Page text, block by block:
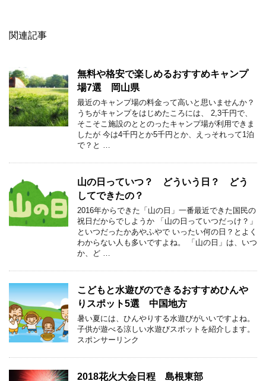
関連記事
無料や格安で楽しめるおすすめキャンプ
場7選 岡山県
最近のキャンプ場の料金って高いと思いませんか？
うちがキャンプをはじめたころには、 2,3千円で、
そこそこ施設のととのったキャンプ場が利用できま
したが 今は4千円とか5千円とか、えっそれって1泊
で？と …
山の日っていつ？ どういう日？ どう
してできたの？
2016年からできた「山の日」一番最近できた国民の
祝日だからでしようか 「山の日っていつだっけ？」
といつだったかあやふやで いったい何の日？とよく
わからない人も多いですよね。 「山の日」は、いつ
か、ど …
こどもと水遊びのできるおすすめひんや
りスポット5選 中国地方
暑い夏には、ひんやりする水遊びがいいですよね。
子供が遊べる涼しい水遊びスポットを紹介します。
スポンサーリンク
2018花火大会日程 島根東部